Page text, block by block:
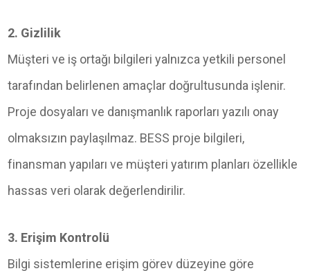
2. Gizlilik
Müşteri ve iş ortağı bilgileri yalnızca yetkili personel
tarafından belirlenen amaçlar doğrultusunda işlenir.
Proje dosyaları ve danışmanlık raporları yazılı onay
olmaksızın paylaşılmaz. BESS proje bilgileri,
finansman yapıları ve müşteri yatırım planları özellikle
hassas veri olarak değerlendirilir.
3. Erişim Kontrolü
Bilgi sistemlerine erişim görev düzeyine göre